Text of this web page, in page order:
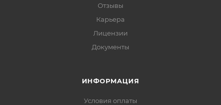
Отзывы
Карьера
Лицензии
Документы
ИНФОРМАЦИЯ
Условия оплаты